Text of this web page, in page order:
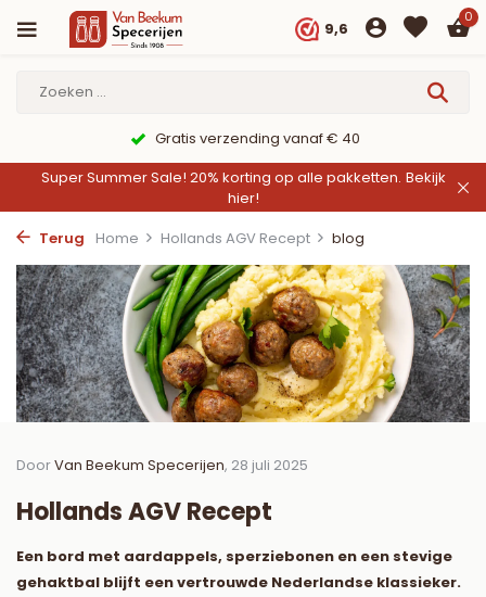
9,6
0
Gratis verzending vanaf € 40
Super Summer Sale! 20% korting op alle pakketten. Bekijk
hier!
Terug
Home Hollands AGV Recept blog
DoorVan Beekum Specerijen, 28 juli 2025
Hollands AGV Recept
Een bord met aardappels, sperziebonen en een stevige
gehaktbal blijft een vertrouwde Nederlandse klassieker.